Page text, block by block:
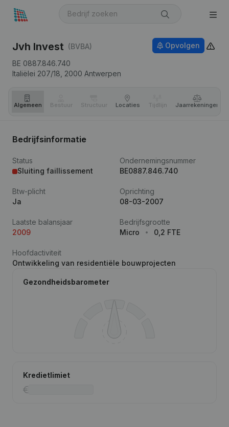
Jvh Invest (BVBA)
BE 0887.846.740
Italiëlei 207/18, 2000 Antwerpen
Opvolgen
Algemeen Bestuur Structuur Locaties Tijdlijn Jaar­rekeningen
Bedrijfsinformatie
Status
Sluiting faillissement
Ondernemingsnummer
BE0887.846.740
Btw-plicht
Ja
Oprichting
08-03-2007
Laatste balansjaar
2009
Bedrijfsgrootte
Micro
0,2 FTE
Hoofdactiviteit
Ontwikkeling van residentiële bouwprojecten
Gezondheidsbarometer
Kredietlimiet